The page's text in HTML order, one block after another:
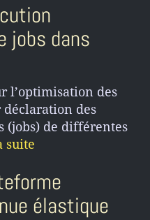
jobs dans
l’optimisation des
des
(jobs) de différentes
suite
élastique